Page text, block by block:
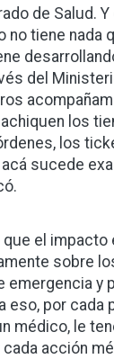
de Salud.
no tiene nada
del
los
los
sucede
que el
sobre
emergencia y
eso, por cada
médico, le
acción